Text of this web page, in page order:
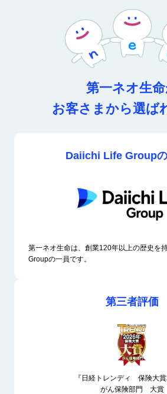
第一ネオ生
お客さまから選ば
Daiichi Life Group
第一ネオ生命は、創業120年以上の歴史を
Groupの一員です。
第三者評価
『日経トレンディ 保険大賞
がん保険部門 大賞